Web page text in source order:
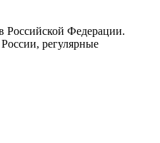
Российской Федерации.
регулярные